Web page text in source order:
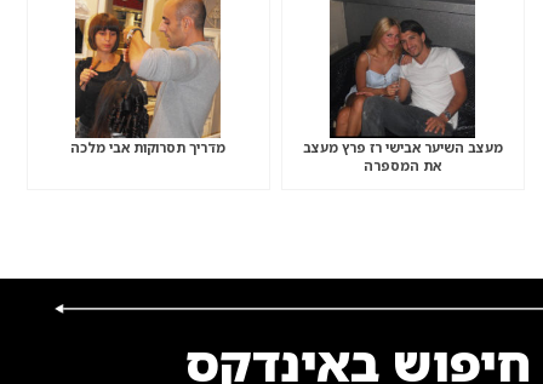
מעצב השיער אבישי רז פרץ מעצב
את המספרה
מדריך תסרוקות אבי מלכה
חיפוש באינדקס